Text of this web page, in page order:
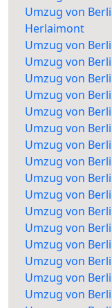
Umzug von
Herlaimont
Umzug von
Umzug von
Umzug von
Umzug von
Umzug von
Umzug von
Umzug von
Umzug von
Umzug von
Umzug von
Umzug von
Umzug von
Umzug von
Umzug von
Umzug von
Umzug von